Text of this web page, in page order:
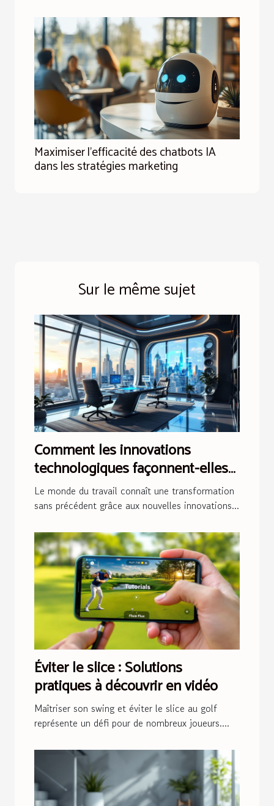
Maximiser l'efficacité des chatbots IA
dans les stratégies marketing
Sur le même sujet
Comment les innovations
technologiques façonnent-elles
le futur du travail à domicile ?
Le monde du travail connaît une transformation
sans précédent grâce aux nouvelles innovations...
Éviter le slice : Solutions
pratiques à découvrir en vidéo
Maîtriser son swing et éviter le slice au golf
représente un défi pour de nombreux joueurs....